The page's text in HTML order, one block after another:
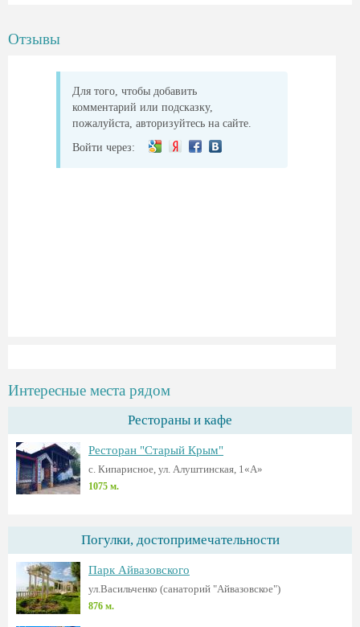
Отзывы
Для того, чтобы добавить
комментарий или подсказку,
пожалуйста, авторизуйтесь на сайте.
Войти через:
Интересные места рядом
Рестораны и кафе
Ресторан "Старый Крым"
с. Кипарисное, ул. Алуштинская, 1«А»
1075 м.
Погулки, достопримечательности
Парк Айвазовского
ул.Васильченко (санаторий "Айвазовское")
876 м.